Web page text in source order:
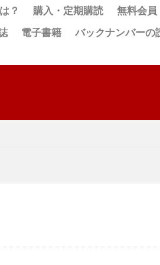
？ 購入・定期購読
無料会員
電子書籍
バックナンバーの
検索